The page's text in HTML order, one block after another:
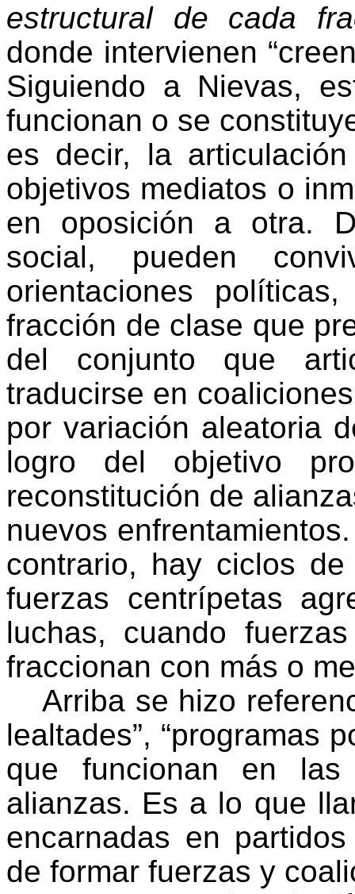
estructural de cada
donde intervienen
Siguiendo a Nievas,
funcionan o se
es decir, la
objetivos mediatos o
en oposición a otra.
social, pueden
orientaciones
fracción de clase que
del conjunto que
traducirse en
por variación aleatoria
logro del objetivo
reconstitución de
nuevos
contrario, hay ciclos
fuerzas centrípetas
luchas, cuando
fraccionan con más o
Arriba se hizo
lealtades”, “programas
que funcionan en
alianzas. Es a lo que
encarnadas en
de formar fuerzas y